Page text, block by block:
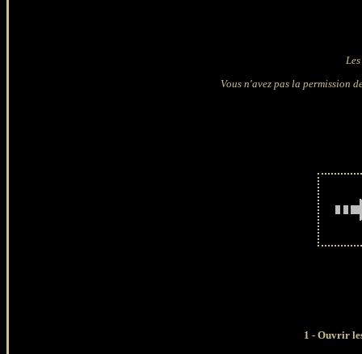
Vous n'avez pas la permission
1 - Ouvrir